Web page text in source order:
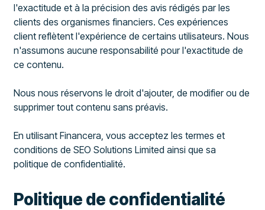
l'exactitude et à la précision des avis rédigés par les
clients des organismes financiers. Ces expériences
client reflètent l'expérience de certains utilisateurs. Nous
n'assumons aucune responsabilité pour l'exactitude de
ce contenu.
Nous nous réservons le droit d'ajouter, de modifier ou de
supprimer tout contenu sans préavis.
En utilisant Financera, vous acceptez les termes et
conditions de SEO Solutions Limited ainsi que sa
politique de confidentialité.
Politique de confidentialité